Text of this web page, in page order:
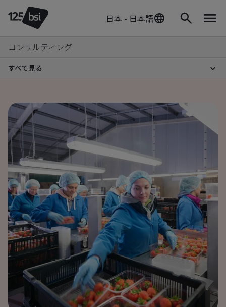
日本 - 日本語
コンサルティング
すべて見る